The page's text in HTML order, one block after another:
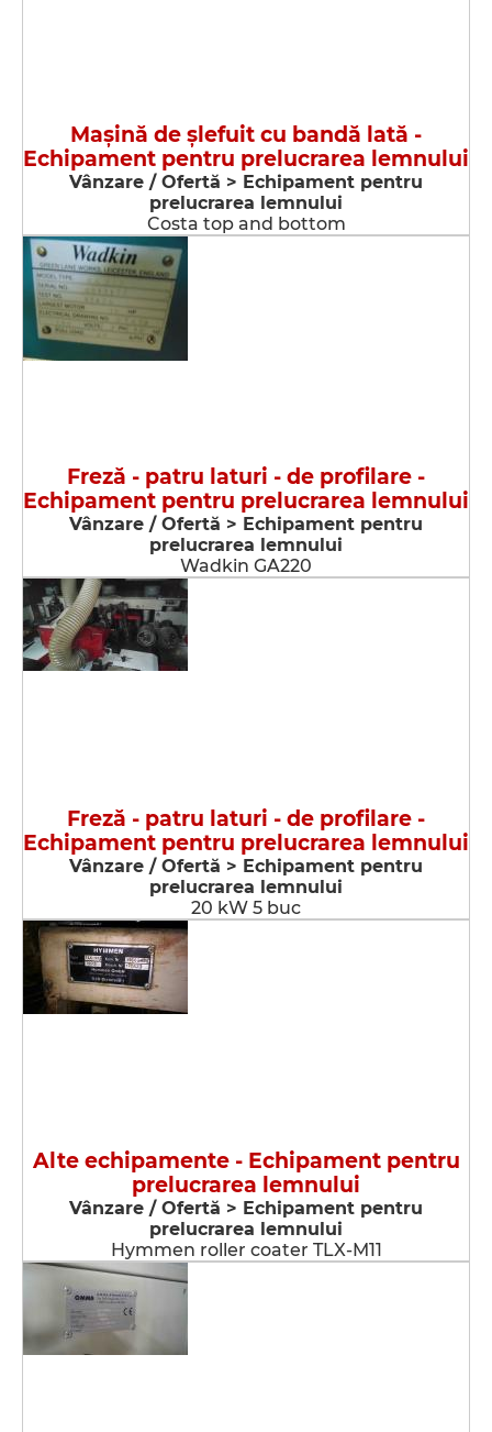
Maşină de şlefuit cu bandă lată -
Echipament pentru prelucrarea lemnului
Vânzare / Ofertă > Echipament pentru
prelucrarea lemnului
Costa top and bottom
Freză - patru laturi - de profilare -
Echipament pentru prelucrarea lemnului
Vânzare / Ofertă > Echipament pentru
prelucrarea lemnului
Wadkin GA220
Freză - patru laturi - de profilare -
Echipament pentru prelucrarea lemnului
Vânzare / Ofertă > Echipament pentru
prelucrarea lemnului
20 kW 5 buc
Alte echipamente - Echipament pentru
prelucrarea lemnului
Vânzare / Ofertă > Echipament pentru
prelucrarea lemnului
Hymmen roller coater TLX-M11